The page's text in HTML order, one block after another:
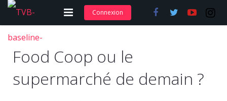
Adhérer et s’abonner
Nos articles
Nos actions
Connexion
Food Coop ou le
supermarché de demain ?